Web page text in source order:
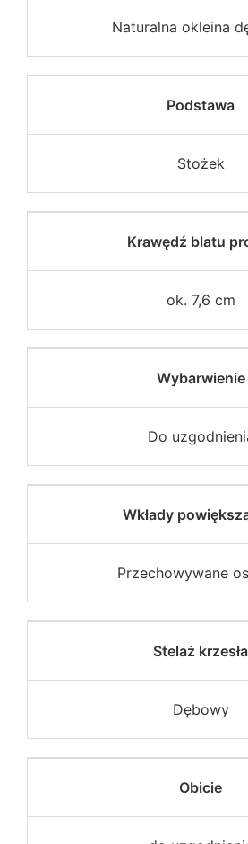
Naturalna okleina
Podstawa
Stożek
Krawędź blatu
ok. 7,6 cm
Wybarwienie
Do
Wkłady
Przechowywane
Stelaż krzesła
Dębowy
Obicie